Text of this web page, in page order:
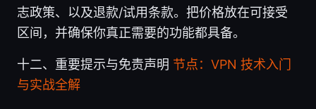
志政策、以及退款/试用条款。把价格放在可接受
区间，并确保你真正需要的功能都具备。
十二、重要提示与免责声明 节点：VPN 技术入门
与实战全解